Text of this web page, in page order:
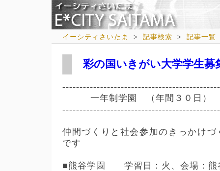
イーシティさいたま > 記事検索 > 記事一覧
彩の国いきがい大学学生募
一年制学園 （年間３０日）
仲間づくりと社会参加のきっかけ
です
■熊谷学園 学習日：火、会場：熊